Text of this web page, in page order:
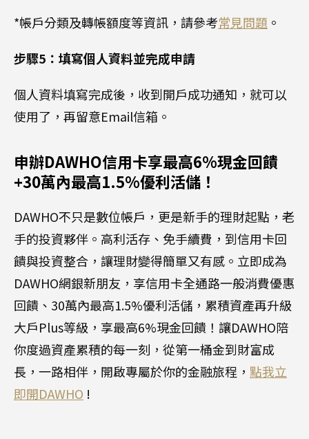
*帳戶分類及轉帳額度等資訊，請參考常見問題 。
步驟5：填寫個人資料並完成申請
個人資料填寫完成後，收到開戶成功通知，就可以
使用了，再留意Email信箱。
申辦DAWHO信用卡享最高6%現金回饋
+30萬內最高1.5%優利活儲！
DAWHO不只是數位帳戶，更是新手的理財起點，老
手的投資夥伴。高利活存、免手續費，到信用卡回
饋與投資整合，讓理財變得簡單又有感。立即成為
DAWHO網銀新朋友，享信用卡全通路一般消費優惠
回饋、30萬內最高1.5%優利活儲，累積資產再升級
大戶Plus等級，享最高6%現金回饋！讓DAWHO陪
你度過資產累積的每一刻，從第一桶金到財富成
長，一路相伴，開啟專屬於你的金融旅程， 點我立
即開DAWHO !